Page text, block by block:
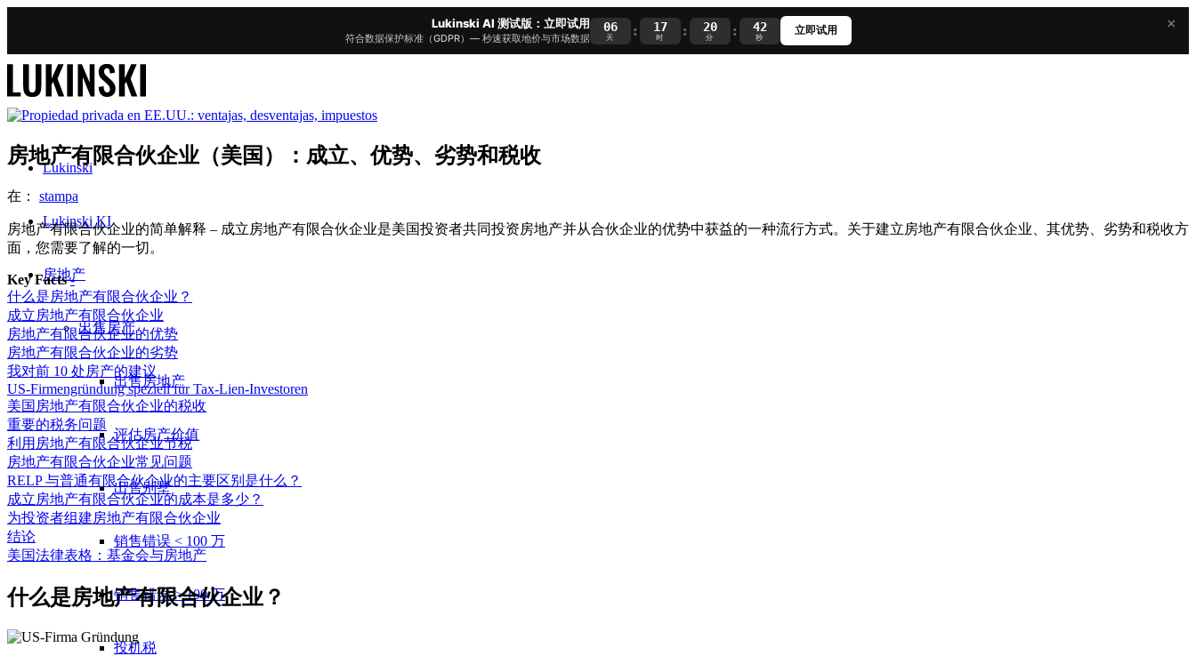
×
Lukinski AI 测试版：立即试用
符合数据保护标准（GDPR）— 秒速获取地价与市场数据
06
天 : 17
时 : 20
分 : 41
秒
立即试用
Lukinski
Lukinski KI
房地产
出售房产
出售房地产
评估房产价值
出售别墅
销售错误 < 100 万
销售错误 > 100 万
投机税
房地产有限合伙企业（美国）：成立、优势、劣势和税收
在： stampa
房地产有限合伙企业的简单解释 – 成立房地产有限合伙企业是美国投资者共同投资房地产并从合伙企业的优势中获益的一种流行方式。关于建立房地产有限合伙企业、其优势、劣势和税收方
面，您需要了解的一切。
Key Facts -
什么是房地产有限合伙企业？
成立房地产有限合伙企业
房地产有限合伙企业的优势
房地产有限合伙企业的劣势
我对前 10 处房产的建议
US-Firmengründung speziell für Tax-Lien-Investoren
美国房地产有限合伙企业的税收
重要的税务问题
利用房地产有限合伙企业节税
房地产有限合伙企业常见问题
RELP 与普通有限合伙企业的主要区别是什么？
成立房地产有限合伙企业的成本是多少？
为投资者组建房地产有限合伙企业
结论
美国法律表格：基金会与房地产
什么是房地产有限合伙企业？